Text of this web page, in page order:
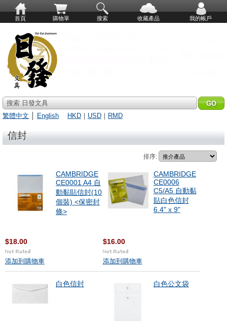
首頁 購物單 搜索 收藏產品 我的帳戶
搜索 日發文具
繁體中文
English HKD ｜ USD ｜ RMD
信封
排序:
CAMBRIDGE
CE0001 A4 自
動黏貼信封(10
個裝) <保密封
條>
$18.00
添加到購物車
CAMBRIDGE
CE0006
C5/A5 自動黏
貼白色信封
6.4" x 9"
$16.00
添加到購物車
白色信封 白色公文袋